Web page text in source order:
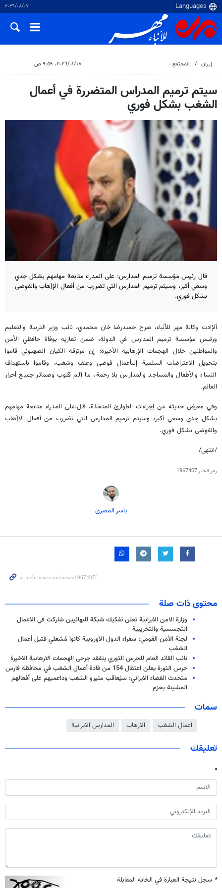
٠٧‏/٠٨‏/٢٠٢٦
إيران المجتمع ١٨‏/٠١‏/٢٠٢٦، ٩:٥٩ ص
سيتم ترميم المدراس المتضررة في أعمال
الشغب بشكل فوري
قال رئيس مؤسسة ترميم المدارس: على المدراء متابعة مهامهم بشكل جدي
وسعي أكبر، وسيتم ترميم المدارس التي تضررب من أفعال الإ{هاب والفوضى
بشكل فوري.
ألإادت وكالة مهر للأنباء، صرح حميدرضا خان محمدي، نائب وزير التربية والتعليم
ورئيس مؤسسة ترميم المدارس في الدولة، ضمن تعازيه بوفاة حافظي الأمن
والمواطنين خلال الهجمات الإرهابية الأخيرة: إن مرتزقة الكيان الصهيوني قاموا
بتحويل الاعتراضات السلمية إلىأعمال فوضى وعنف وشغب، وقاموا باستهداف
النساء والأطفال والمساجد والمدارس بلا رحمة، ما آلم قلوب وضمائر جميع أحرار
العالم.
وفي معرض حديثه عن إجراءات الطوارئ المتخذة، قال:على المدراء متابعة مهامهم
بشكل جدي وسعي أكبر، وسيتم ترميم المدارس التي تضررب من أفعال الإ{هاب
والفوضى بشكل فوري.
/انتهى/
رمز الخبر1967407
یاسر المصری
محتوى ذات صلة
وزارة الامن الايرانية تعلن تفكيك شبكة للبهائيين شاركت في الاعمال
التجسسية والتخريبية
لجنة الأمن القومي: سفراء الدول الأوروبية كانوا مُشعلي فتيل أعمال
الشغب
نائب القائد العام للحرس الثوري يتفقد جرحى الهجمات الارهابية الاخيرة
حرس الثورة يعلن اعتقال 154 من قادة أعمال الشغب في محافظة فارس
متحدث القضاء الايراني: سيُعاقب مثيرو الشغب وداعميهم على أفعالهم
المشينة بحزم
سمات
اعمال الشغب الارهاب المدارس الايرانية
تعليقك
* سجل نتيجة العبارة في الخانة المقابلة